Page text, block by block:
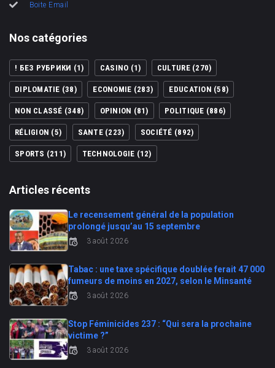
Boite Email
Nos catégories
! БЕЗ РУБРИКИ (1) CASINO (1) CULTURE(270)
DIPLOMATIE (38) ECONOMIE (283) EDUCATION (58)
NON CLASSÉ (348) OPINION (81) POLITIQUE (886)
RÉLIGION (5) SANTE(223) SOCIÉTÉ (892)
SPORTS (211) TECHNOLOGIE (12)
Articles récents
Le recensement général de la population
prolongé jusqu’au 15 septembre
3 août 2026
Tabac : une taxe spécifique doublée ferait 47 000
fumeurs de moins en 2027, selon le Minsanté
3 août 2026
Stop Féminicides 237 : “Qui sera la prochaine
victime ?”
3 août 2026